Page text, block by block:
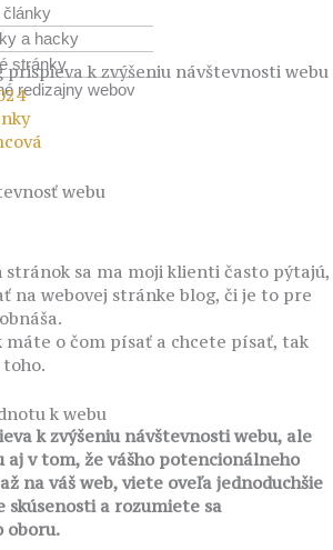
a hacky
stránky
redizajny webov
prispieva k zvýšeniu návštevnosti webu
stránok sa ma moji klienti často pýtajú,
na webovej stránke blog, či je to pre
máte o čom písať a chcete písať, tak
k webu
k zvýšeniu návštevnosti webu, ale
aj v tom, že vášho potencionálneho
na váš web, viete oveľa jednoduchšie
a rozumiete sa
oboru.